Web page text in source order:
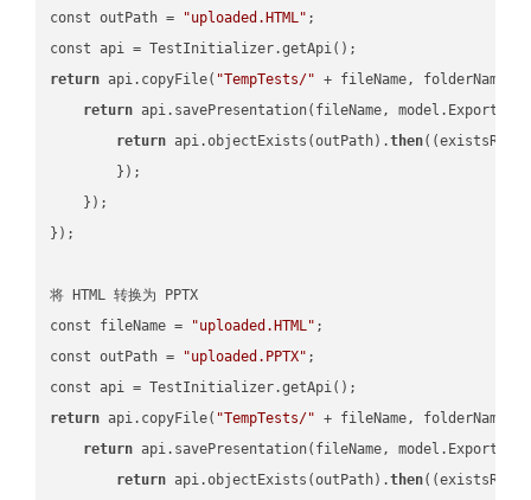
const outPath =
"uploaded.HTML" ;
return api.copyFile( "TempTests/" + fileName, folderName +
return api.savePresentation(fileName,
return api.objectExists(outPath).then(
        });
    });
});
将 HTML 转换为 PPTX
const fileName =
"uploaded.HTML" ;
const outPath =
"uploaded.PPTX" ;
return api.copyFile( "TempTests/" + fileName, folderName +
return api.savePresentation(fileName,
return api.objectExists(outPath).then(